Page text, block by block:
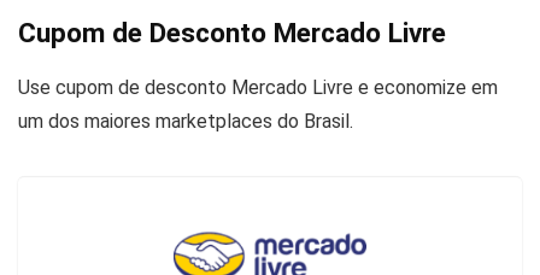
Cupom de Desconto Mercado Livre
Use cupom de desconto Mercado Livre e economize em
um dos maiores marketplaces do Brasil.